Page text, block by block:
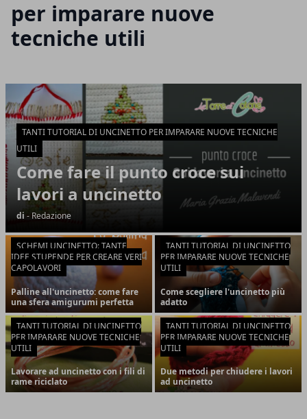
per imparare nuove
tecniche utili
Articoli in Evidenza
TANTI TUTORIAL DI UNCINETTO PER IMPARARE NUOVE TECNICHE
UTILI
Come fare il punto croce sui
lavori a uncinetto
di - Redazione
SCHEMI UNCINETTO: TANTE
IDEE STUPENDE PER CREARE VERI
CAPOLAVORI
Palline all'uncinetto: come fare
una sfera amigurumi perfetta
TANTI TUTORIAL DI UNCINETTO
PER IMPARARE NUOVE TECNICHE
UTILI
Come scegliere l'uncinetto più
adatto
TANTI TUTORIAL DI UNCINETTO
PER IMPARARE NUOVE TECNICHE
UTILI
Lavorare ad uncinetto con i fili di
rame riciclato
TANTI TUTORIAL DI UNCINETTO
PER IMPARARE NUOVE TECNICHE
UTILI
Due metodi per chiudere i lavori
ad uncinetto